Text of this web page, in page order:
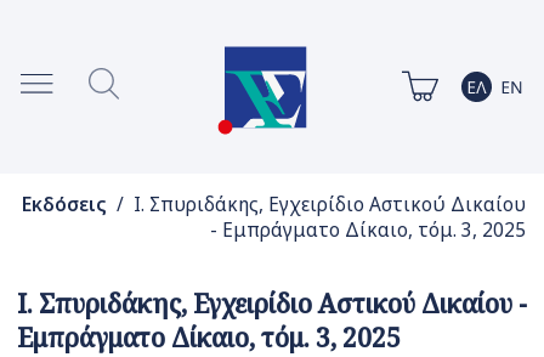
Εκδόσεις / Ι. Σπυριδάκης, Εγχειρίδιο Αστικού Δικαίου
- Εμπράγματο Δίκαιο, τόμ. 3, 2025
Ι. Σπυριδάκης, Εγχειρίδιο Αστικού Δικαίου -
Εμπράγματο Δίκαιο, τόμ. 3, 2025